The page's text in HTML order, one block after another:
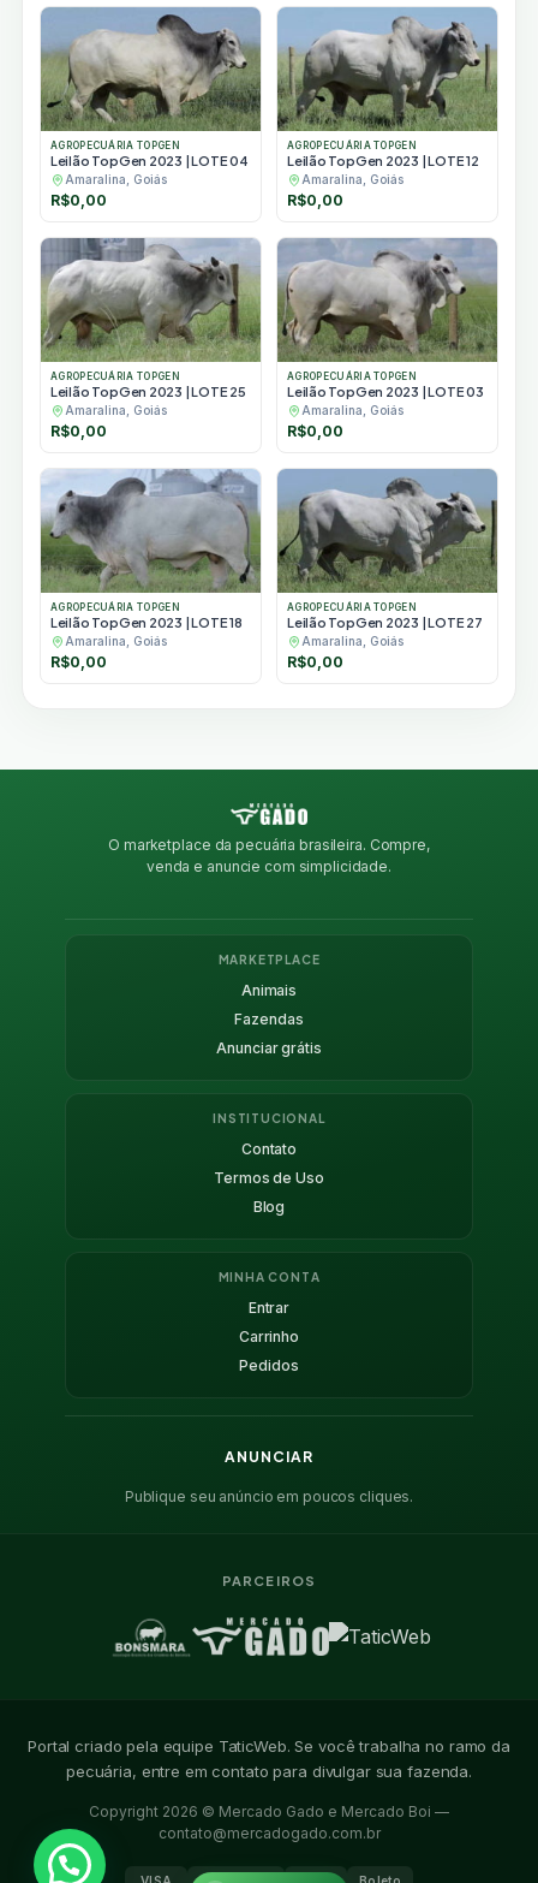
AGROPECUÁRIA TOPGEN
Leilão TopGen 2023 | LOTE 04
Amaralina, Goiás
R$0,00
AGROPECUÁRIA TOPGEN
Leilão TopGen 2023 | LOTE 12
Amaralina, Goiás
R$0,00
AGROPECUÁRIA TOPGEN
Leilão TopGen 2023 | LOTE 25
Amaralina, Goiás
R$0,00
AGROPECUÁRIA TOPGEN
Leilão TopGen 2023 | LOTE 03
Amaralina, Goiás
R$0,00
AGROPECUÁRIA TOPGEN
Leilão TopGen 2023 | LOTE 18
Amaralina, Goiás
R$0,00
AGROPECUÁRIA TOPGEN
Leilão TopGen 2023 | LOTE 27
Amaralina, Goiás
R$0,00
O marketplace da pecuária brasileira. Compre,
venda e anuncie com simplicidade.
MARKETPLACE
Animais
Fazendas
Anunciar grátis
INSTITUCIONAL
Contato
Termos de Uso
Blog
MINHA CONTA
Entrar
Carrinho
Pedidos
ANUNCIAR
Publique seu anúncio em poucos cliques.
PARCEIROS
Portal criado pela equipe TaticWeb. Se você trabalha no ramo da
pecuária, entre em contato para divulgar sua fazenda.
Copyright 2026 © Mercado Gado e Mercado Boi —
contato@mercadogado.com.br